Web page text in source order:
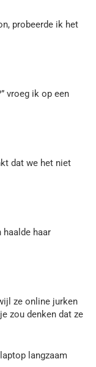
probeerde ik het
vroeg ik op een
dat we het niet
haalde haar
ze online jurken
zou denken dat ze
langzaam